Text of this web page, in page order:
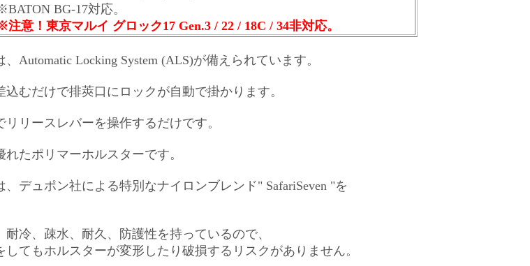
BG-17対応。
注意！東京マルイ グロック17 Gen.3 / 22 / 18C / 34非対応。
Automatic Locking System (ALS)が備えられています。
むだけで排莢口にロックが自動で掛かります。
リースレバーを操作するだけです。
たポリマーホルスターです。
、デュポン社による特別なナイロンブレンド" SafariSeven "を
冷、疎水、耐久、防護性を持っているので、
てもホルスターが変形したり破損するリスクがありません。